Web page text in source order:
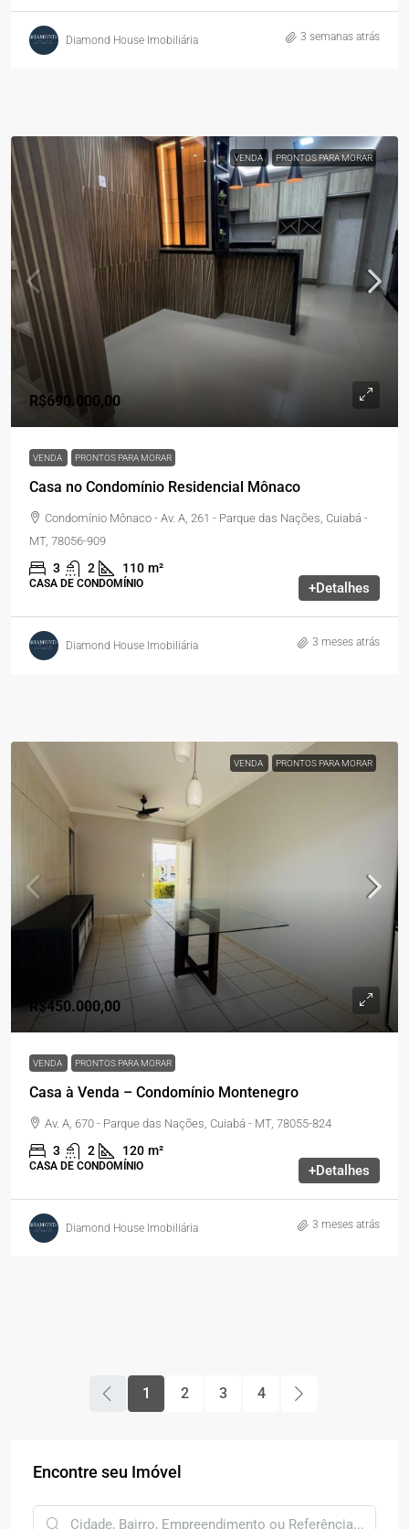
Diamond House Imobiliária 3 semanas atrás
VENDA PRONTOS PARA MORAR
R$690.000,00
VENDA PRONTOS PARA MORAR
Casa no Condomínio Residencial Mônaco
Condomínio Mônaco - Av. A, 261 - Parque das Nações, Cuiabá -
MT, 78056-909
3 2 110 m²
CASA DE CONDOMÍNIO +Detalhes
Diamond House Imobiliária 3 meses atrás
VENDA PRONTOS PARA MORAR
R$450.000,00
VENDA PRONTOS PARA MORAR
Casa à Venda – Condomínio Montenegro
Av. A, 670 - Parque das Nações, Cuiabá - MT, 78055-824
3 2 120 m²
CASA DE CONDOMÍNIO +Detalhes
Diamond House Imobiliária 3 meses atrás
1 2 3 4
Encontre seu Imóvel